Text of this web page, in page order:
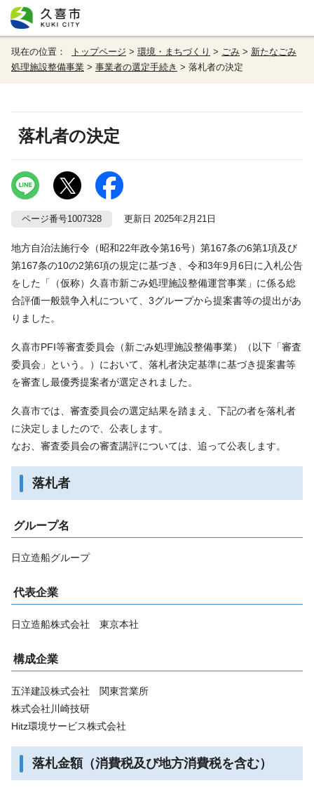
現在の位置： トップページ > 環境・まちづくり > ごみ > 新たなごみ
処理施設整備事業 > 事業者の選定手続き > 落札者の決定
落札者の決定
ページ番号1007328 更新日 2025年2月21日
地方自治法施行令（昭和22年政令第16号）第167条の6第1項及び
第167条の10の2第6項の規定に基づき、令和3年9月6日に入札公告
をした「（仮称）久喜市新ごみ処理施設整備運営事業」に係る総
合評価一般競争入札について、3グループから提案書等の提出があ
りました。
久喜市PFI等審査委員会（新ごみ処理施設整備事業）（以下「審査
委員会」という。）において、落札者決定基準に基づき提案書等
を審査し最優秀提案者が選定されました。
久喜市では、審査委員会の選定結果を踏まえ、下記の者を落札者
に決定しましたので、公表します。
なお、審査委員会の審査講評については、追って公表します。
落札者
グループ名
日立造船グループ
代表企業
日立造船株式会社 東京本社
構成企業
五洋建設株式会社 関東営業所
株式会社川崎技研
Hitz環境サービス株式会社
落札金額（消費税及び地方消費税を含む）